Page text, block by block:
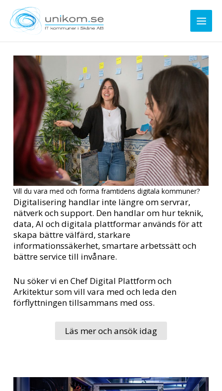
innehåll
Vill du vara med och forma framtidens digitala kommuner?
Digitalisering handlar inte längre om servrar,
nätverk och support. Den handlar om hur teknik,
data, AI och digitala plattformar används för att
skapa bättre välfärd, starkare
informationssäkerhet, smartare arbetssätt och
bättre service till invånare.
Nu söker vi en Chef Digital Plattform och
Arkitektur som vill vara med och leda den
förflyttningen tillsammans med oss.
Läs mer och ansök idag